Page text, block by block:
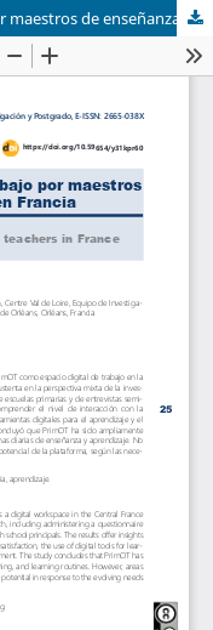
Uso de espacios digitales de trabajo por maestros de enseñanza primaria en Francia